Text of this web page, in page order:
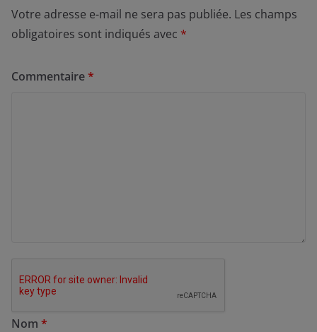
Votre adresse e-mail ne sera pas publiée. Les champs
obligatoires sont indiqués avec *
Commentaire*
Nom *